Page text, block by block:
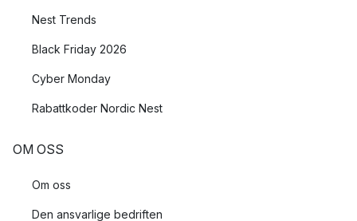
Nest Trends
Black Friday 2026
Cyber Monday
Rabattkoder Nordic Nest
OM OSS
Om oss
Den ansvarlige bedriften